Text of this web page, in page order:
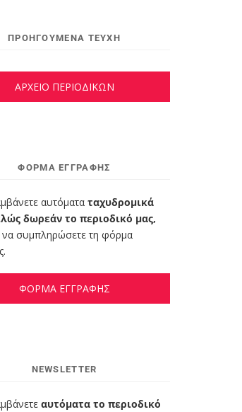
ΠΡΟΗΓΟΥΜΕΝΑ ΤΕΥΧΗ
ΑΡΧΕΙΟ ΠΕΡΙΟΔΙΚΩΝ
ΦΌΡΜΑ ΕΓΓΡΑΦΉΣ
αυτόματα ταχυδρομικά
δωρεάν το περιοδικό μας,
να συμπληρώσετε τη φόρμα
ΦΟΡΜΑ ΕΓΓΡΑΦΗΣ
NEWSLETTER
αυτόματα το περιοδικό